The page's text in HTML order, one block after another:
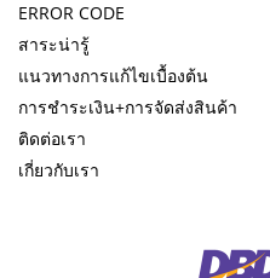
ERROR CODE
สาระน่ารู้
แนวทางการแก้ไขเบื้องต้น
การชำระเงิน+การจัดส่งสินค้า
ติดต่อเรา
เกี่ยวกับเรา